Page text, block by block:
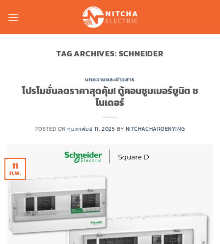
TAG ARCHIVES: SCHNEIDER
บทความและข่าวสาร
โปรโมชั่นลดราคาสุดคุ้ม! ตู้คอนซูมเมอร์ยูนิต ช
ไนเดอร์
POSTED ONกุมภาพันธ์ 11, 2025 BY NITCHACHAROENYING
11
ก.พ.